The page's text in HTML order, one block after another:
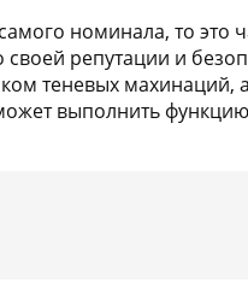
номинала, то
репутации и
теневых
выполнить функцию